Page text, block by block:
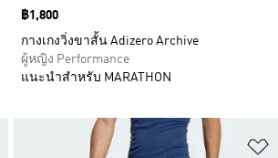
Price
฿1,800
กางเกงวิ่งขาสั้น Adizero Archive
ผู้หญิง Performance
แนะนำสำหรับ MARATHON
เพิ่มไปยังรายการสินค้าโปรด